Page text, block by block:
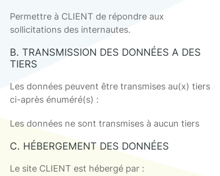
Permettre à CLIENT de répondre aux
sollicitations des internautes.
B. TRANSMISSION DES DONNÉES A DES
TIERS
Les données peuvent être transmises au(x) tiers
ci-après énuméré(s) :
Les données ne sont transmises à aucun tiers
C. HÉBERGEMENT DES DONNÉES
Le site CLIENT est hébergé par :